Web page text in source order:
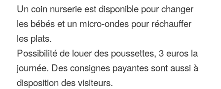
Un coin nurserie est disponible pour changer
les bébés et un micro-ondes pour réchauffer
les plats.
Possibilité de louer des poussettes, 3 euros la
journée. Des consignes payantes sont aussi à
disposition des visiteurs.